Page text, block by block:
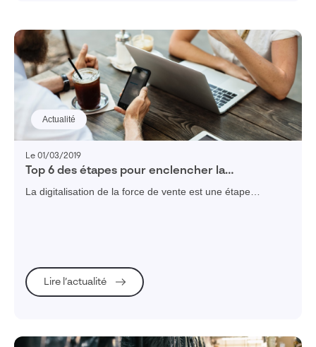
Pilotage des transformations
Sécurité des données & SI/IT
Enseignement & recherche
Pilotage Industriel - ERP
Conception & simulation
Fabrication
Vente & marketing
Service client
Gestion du cycle de vie produit
1tag(s) sélectionné(s)
Actualité
Le 01/03/2019
Top 6 des étapes pour enclencher la
digitalisation de sa force de vente
La digitalisation de la force de vente est une étape
Lire l’actualité